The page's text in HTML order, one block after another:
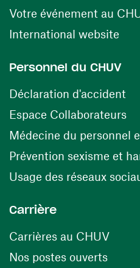
Votre événement au
International website
Personnel du CHUV
Déclaration d'accident
Espace Collaborateurs
Médecine du personnel
Prévention sexisme et
Usage des réseaux
Carrière
Carrières au CHUV
Nos postes ouverts